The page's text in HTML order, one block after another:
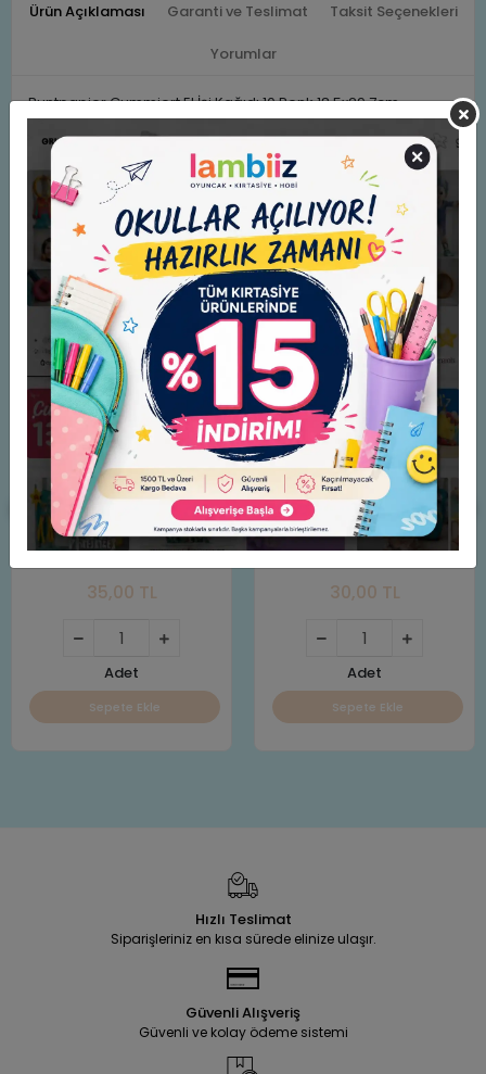
Ürün Açıklaması Garanti ve Teslimat Taksit Seçenekleri
Yorumlar
Buntpapier Gummiert El İşi Kağıdı 10 Renk 18,5x29,7cm
Benzer Ürünler
Mileo Toz Sim-Karışık
Renkler-8 Gr Tüp 1896
35,00 TL
Adet
Sepete Ekle
Bu-Bu Pul Karışık Desen 6
GR BUBU-PL0002 (Adet))
30,00 TL
Adet
Sepete Ekle
Hızlı Teslimat
Siparişleriniz en kısa sürede elinize ulaşır.
Güvenli Alışveriş
Güvenli ve kolay ödeme sistemi